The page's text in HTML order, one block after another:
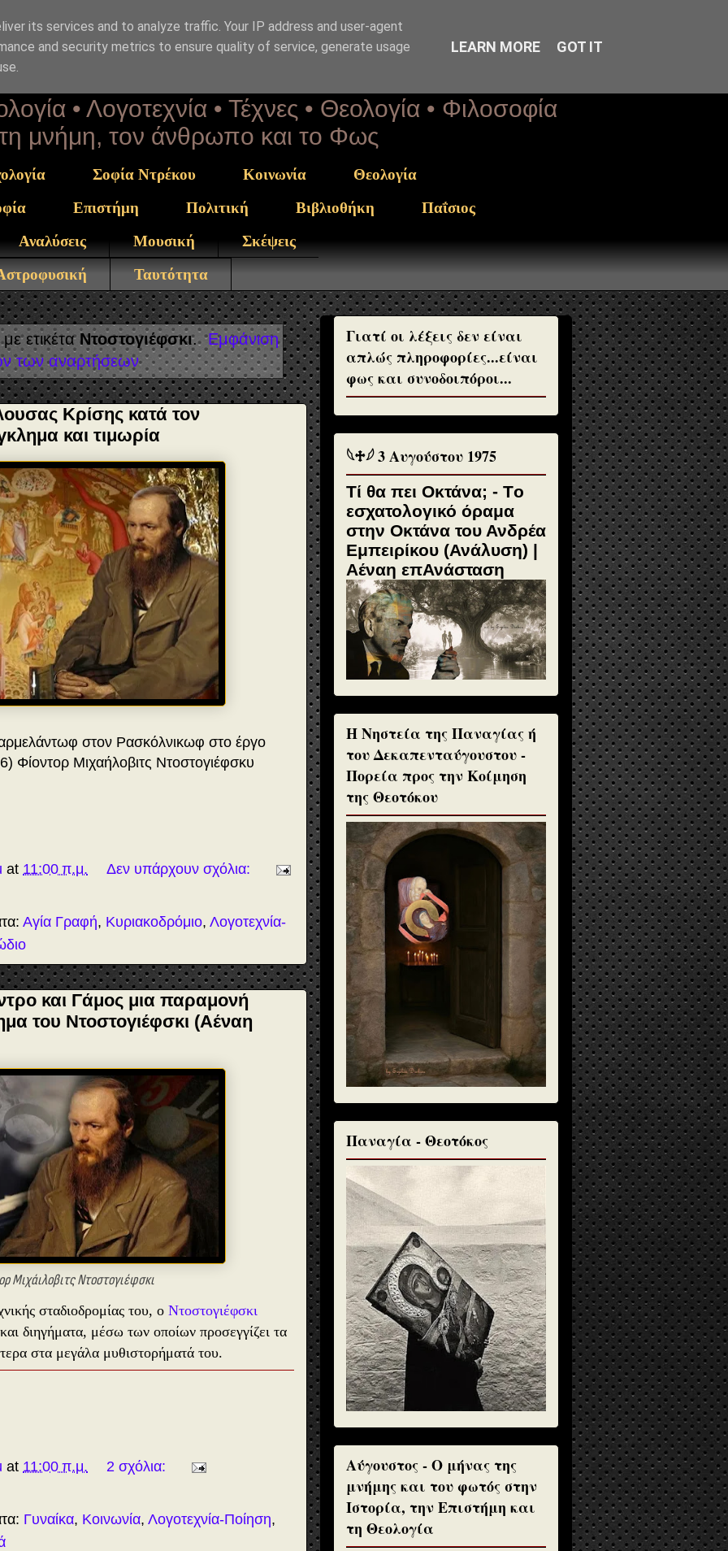
• Λογοτεχνία • Τέχνες • Θεολογία • Φιλοσοφία
τη μνήμη, τον άνθρωπο και το Φως
Σοφία Ντρέκου Κοινωνία
Θεολογία
Επιστήμη Πολιτική Βιβλιοθήκη
Παΐσιος
Αναλύσεις Μουσική
Σκέψεις
Ταυτότητα
ετικέταΝτοστογιέφσκι. Εμφάνιση
των αναρτήσεων
Κρίσης κατά τον
και τιμωρία
στον Ρασκόλνικωφ στο έργο
Φίοντορ Μιχαήλοβιτς Ντοστογιέφσκυ
at 11:00 π.μ. Δεν υπάρχουν σχόλια:
Αγία Γραφή, Κυριακοδρόμιο, Λογοτεχνία-
και Γάμος μια παραμονή
του Ντοστογιέφσκι (Αέναη
Μιχάιλοβιτς Ντοστογιέφσκι
σταδιοδρομίας του, ο Ντοστογιέφσκι
διηγήματα, μέσω των οποίων προσεγγίζει τα
στα μεγάλα μυθιστορήματά του.
at 11:00 π.μ. 2 σχόλια:
Γυναίκα, Κοινωνία, Λογοτεχνία-Ποίηση,
Γιατί οι λέξεις δεν είναι
απλώς πληροφορίες...είναι
φως και συνοδοιπόροι...
𓆩♱𓆪 3 Αυγούστου 1975
Τί θα πει Οκτάνα; - Tο
εσχατολογικό όραμα
στην Οκτάνα του Ανδρέα
Εμπειρίκου (Ανάλυση) |
Αέναη επΑνάσταση
H Νηστεία της Παναγίας ή
του Δεκαπενταύγουστου -
Πορεία προς την Κοίμηση
της Θεοτόκου
Παναγία - Θεοτόκος
Αύγουστος - Ο μήνας της
μνήμης και του φωτός στην
Ιστορία, την Επιστήμη και
τη Θεολογία
its services and to analyze traffic. Your IP address and user-agent
and security metrics to ensure quality of service, generate usage
LEARN MORE GOT IT